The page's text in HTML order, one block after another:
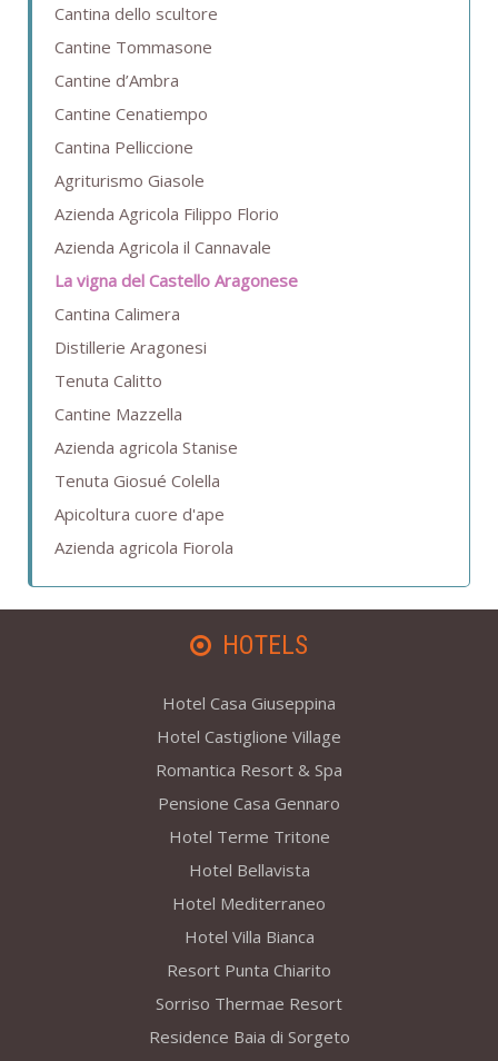
Cantina dello scultore
Cantine Tommasone
Cantine d’Ambra
Cantine Cenatiempo
Cantina Pelliccione
Agriturismo Giasole
Azienda Agricola Filippo Florio
Azienda Agricola il Cannavale
La vigna del Castello Aragonese
Cantina Calimera
Distillerie Aragonesi
Tenuta Calitto
Cantine Mazzella
Azienda agricola Stanise
Tenuta Giosué Colella
Apicoltura cuore d'ape
Azienda agricola Fiorola
HOTELS
Hotel Casa Giuseppina
Hotel Castiglione Village
Romantica Resort & Spa
Pensione Casa Gennaro
Hotel Terme Tritone
Hotel Bellavista
Hotel Mediterraneo
Hotel Villa Bianca
Resort Punta Chiarito
Sorriso Thermae Resort
Residence Baia di Sorgeto